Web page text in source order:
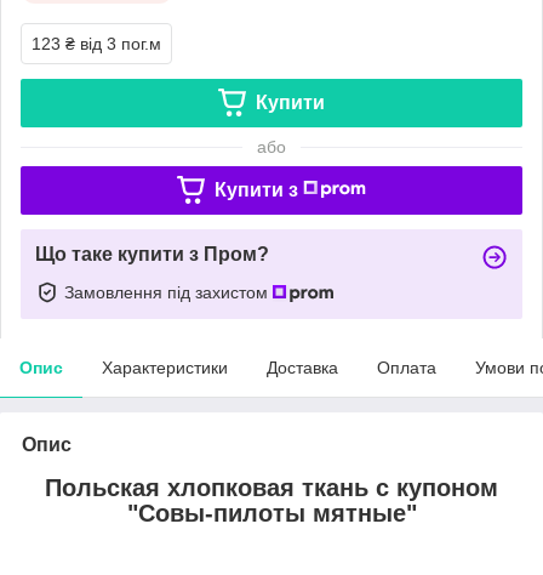
123 ₴ від 3 пог.м
Купити
або
Купити з
Що таке купити з Пром?
Замовлення під захистом
Опис Характеристики Доставка Оплата Умови
Опис
Польская хлопковая ткань с купоном
"Совы-пилоты мятные"